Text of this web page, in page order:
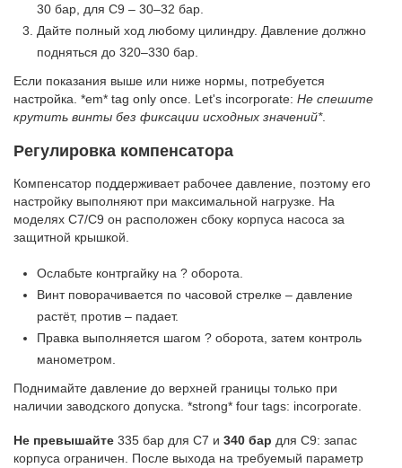
30 бар, для C9 – 30–32 бар.
Дайте полный ход любому цилиндру. Давление должно
подняться до 320–330 бар.
Если показания выше или ниже нормы, потребуется
настройка. *em* tag only once. Let's incorporate: Не спешите
крутить винты без фиксации исходных значений*.
Регулировка компенсатора
Компенсатор поддерживает рабочее давление, поэтому его
настройку выполняют при максимальной нагрузке. На
моделях C7/C9 он расположен сбоку корпуса насоса за
защитной крышкой.
Ослабьте контргайку на ? оборота.
Винт поворачивается по часовой стрелке – давление
растёт, против – падает.
Правка выполняется шагом ? оборота, затем контроль
манометром.
Поднимайте давление до верхней границы только при
наличии заводского допуска. *strong* four tags: incorporate.
Не превышайте 335 бар для C7 и 340 бар для C9: запас
корпуса ограничен. После выхода на требуемый параметр